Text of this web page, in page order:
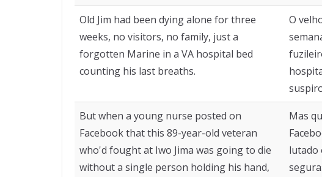
Old Jim had been dying alone for three
weeks, no visitors, no family, just a
forgotten Marine in a VA hospital bed
counting his last breaths.
O
But when a young nurse posted on
Facebook that this 89-year-old veteran
who'd fought at Iwo Jima was going to die
without a single person holding his hand,
Mas
lutado